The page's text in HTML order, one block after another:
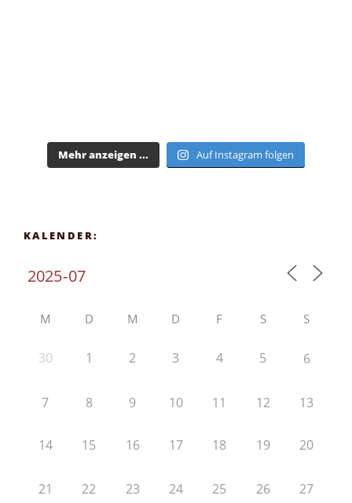
Mehr anzeigen ... Auf Instagram folgen
KALENDER:
M D M D F S S
30 1 2 3 4 5 6
7 8 9 10 11 12 13
14 15 16 17 18 19 20
21 22 23 24 25 26 27